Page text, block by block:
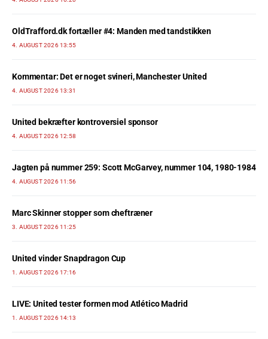
OldTrafford.dk fortæller #4: Manden med tandstikken
4. AUGUST 2026 13:55
Kommentar: Det er noget svineri, Manchester United
4. AUGUST 2026 13:31
United bekræfter kontroversiel sponsor
4. AUGUST 2026 12:58
Jagten på nummer 259: Scott McGarvey, nummer 104, 1980-1984
4. AUGUST 2026 11:56
Marc Skinner stopper som cheftræner
3. AUGUST 2026 11:25
United vinder Snapdragon Cup
1. AUGUST 2026 17:16
LIVE: United tester formen mod Atlético Madrid
1. AUGUST 2026 14:13